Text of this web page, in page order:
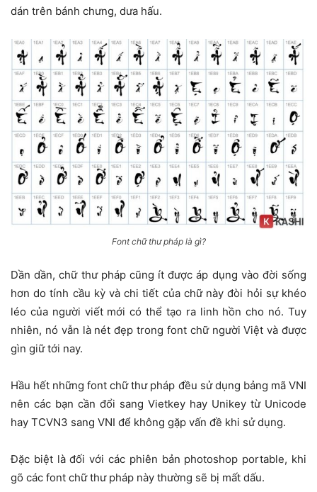
dán trên bánh chưng, dưa hấu.
Font chữ thư pháp là gì?
Dần dần, chữ thư pháp cũng ít được áp dụng vào đời sống
hơn do tính cầu kỳ và chi tiết của chữ này đòi hỏi sự khéo
léo của người viết mới có thể tạo ra linh hồn cho nó. Tuy
nhiên, nó vẫn là nét đẹp trong font chữ người Việt và được
gìn giữ tới nay.
Hầu hết những font chữ thư pháp đều sử dụng bảng mã VNI
nên các bạn cần đổi sang Vietkey hay Unikey từ Unicode
hay TCVN3 sang VNI để không gặp vấn đề khi sử dụng.
Đặc biệt là đối với các phiên bản photoshop portable, khi
gõ các font chữ thư pháp này thường sẽ bị mất dấu.